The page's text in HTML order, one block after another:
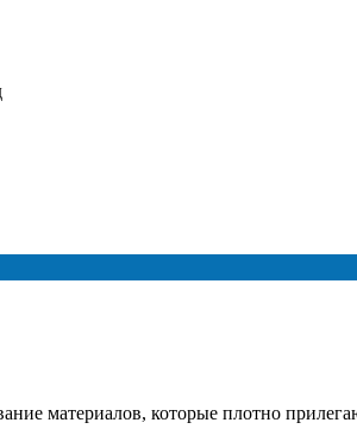
материалов, которые плотно